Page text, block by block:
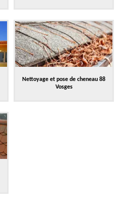
Nettoyage et pose de cheneau 88
Vosges